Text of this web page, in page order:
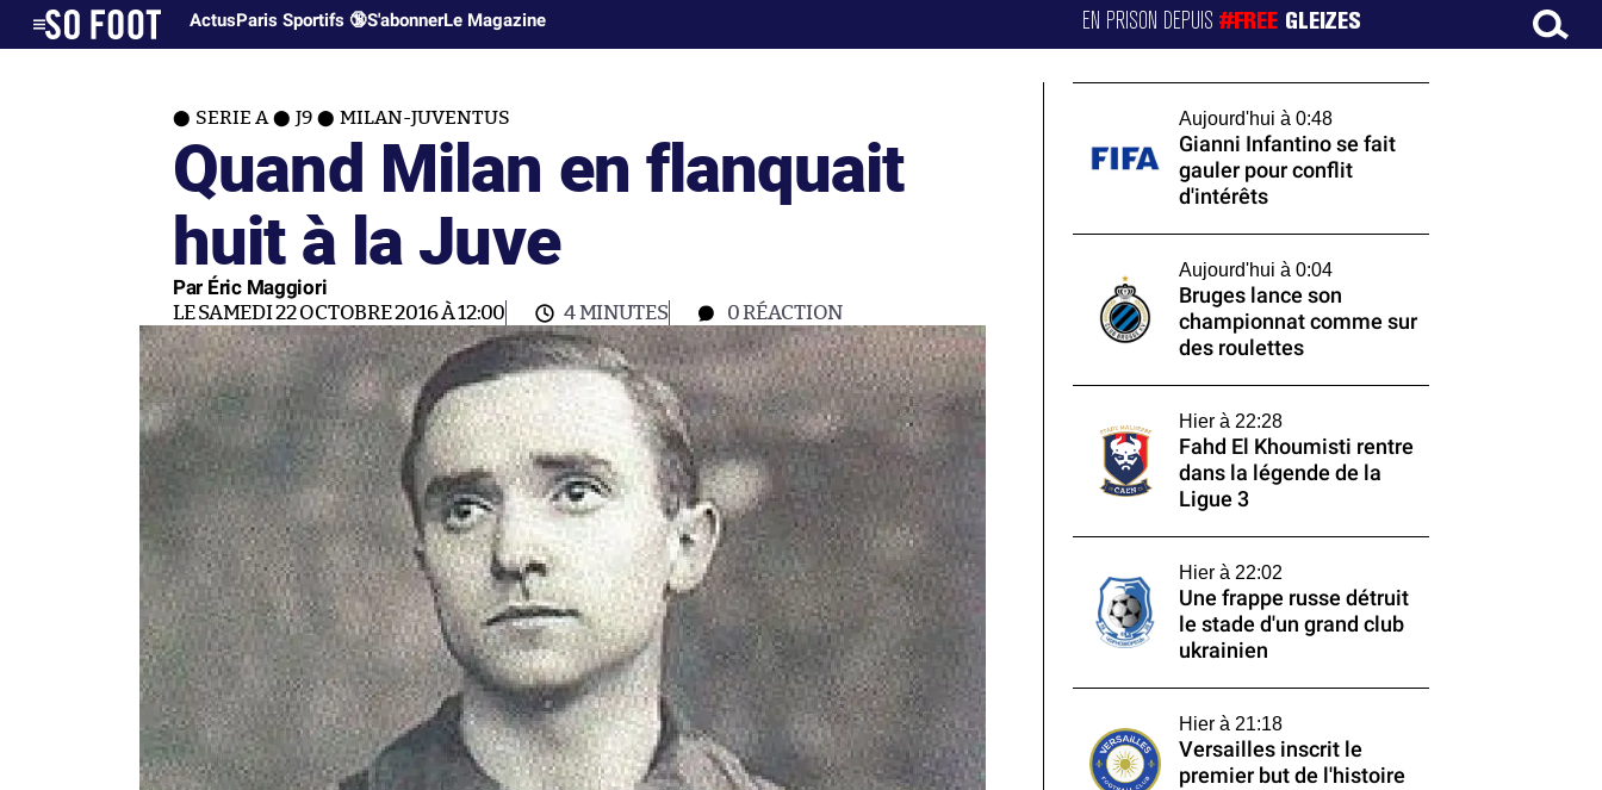
ActusParis Sportifs 🔞S'abonnerLe Magazine EN PRISON DEPUIS#FREE GLEIZES
SERIE A J9 MILAN-JUVENTUS
Quand Milan en flanquait
huit à la Juve
Par Éric Maggiori
LE SAMEDI 22 OCTOBRE 2016 À 12:00 4 MINUTES 0RÉACTION
Aujourd'hui à 0:48
Gianni Infantino se fait
gauler pour conflit
d'intérêts
Aujourd'hui à 0:04
Bruges lance son
championnat comme sur
des roulettes
Hier à 22:28
Fahd El Khoumisti rentre
dans la légende de la
Ligue 3
Hier à 22:02
Une frappe russe détruit
le stade d'un grand club
ukrainien
Hier à 21:18
Versailles inscrit le
premier but de l'histoire